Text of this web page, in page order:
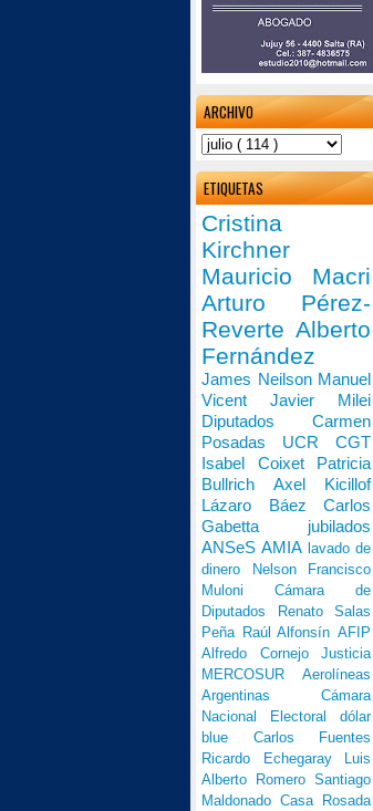
ARCHIVO
ETIQUETAS
Cristina
Kirchner
Mauricio Macri
Arturo Pérez-
Reverte Alberto
Fernández
James Neilson Manuel
Vicent Javier Milei
Diputados Carmen
Posadas UCR CGT
Isabel Coixet Patricia
Bullrich Axel Kicillof
Lázaro Báez Carlos
Gabetta jubilados
ANSeSAMIA lavado de
dinero
Nelson Francisco
Muloni Cámara de
Diputados
Renato Salas
Peña Raúl AlfonsínAFIP
Alfredo Cornejo Justicia
MERCOSUR Aerolíneas
Argentinas Cámara
Nacional Electoral dólar
blue Carlos Fuentes
Ricardo Echegaray
Luis
Alberto Romero Santiago
Maldonado Casa Rosada